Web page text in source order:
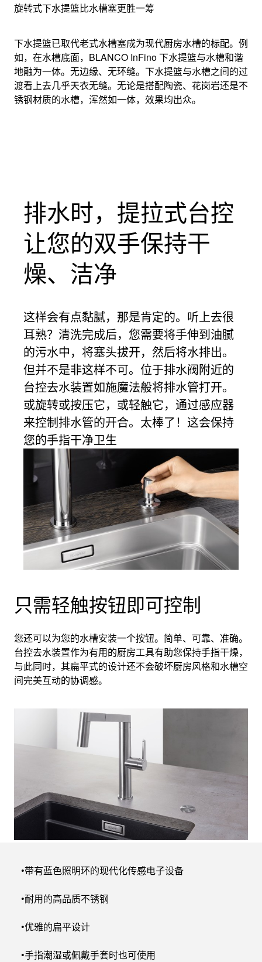
旋转式下水提篮比水槽塞更胜一筹
下水提篮已取代老式水槽塞成为现代厨房水槽的标配。例
如，在水槽底面，BLANCO InFino 下水提篮与水槽和谐
地融为一体。无边缘、无环缝。下水提篮与水槽之间的过
渡看上去几乎天衣无缝。无论是搭配陶瓷、花岗岩还是不
锈钢材质的水槽，浑然如一体，效果均出众。
排水时，提拉式台控
让您的双手保持干
燥、洁净
这样会有点黏腻，那是肯定的。听上去很
耳熟？清洗完成后，您需要将手伸到油腻
的污水中，将塞头拔开，然后将水排出。
但并不是非这样不可。位于排水阀附近的
台控去水装置如施魔法般将排水管打开。
或旋转或按压它，或轻触它，通过感应器
来控制排水管的开合。太棒了！这会保持
您的手指干净卫生
只需轻触按钮即可控制
您还可以为您的水槽安装一个按钮。简单、可靠、准确。
台控去水装置作为有用的厨房工具有助您保持手指干燥，
与此同时，其扁平式的设计还不会破坏厨房风格和水槽空
间完美互动的协调感。
•带有蓝色照明环的现代化传感电子设备
•耐用的高品质不锈钢
•优雅的扁平设计
•手指潮湿或佩戴手套时也可使用